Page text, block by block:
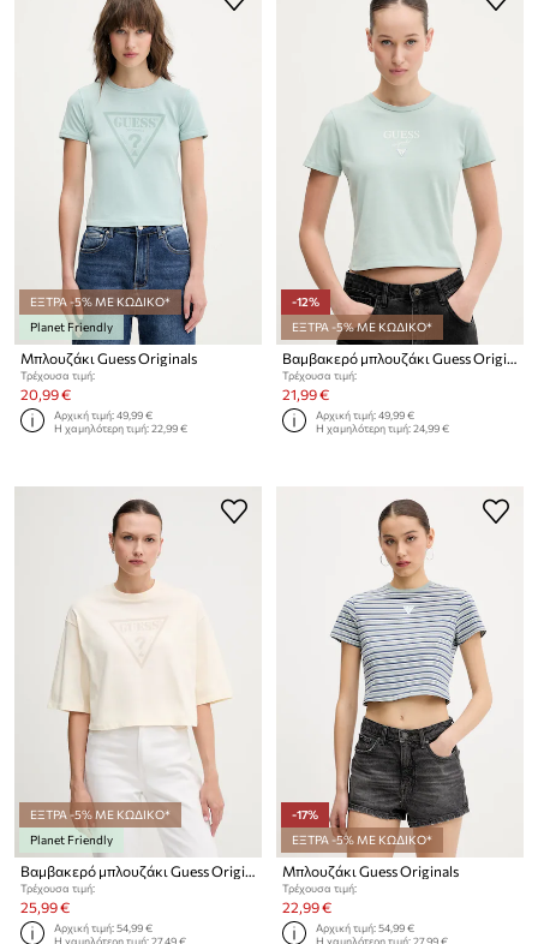
ΕΞΤΡΑ -5% ΜΕ ΚΩΔΙΚΟ*
Planet Friendly
Μπλουζάκι Guess Originals
Τρέχουσα τιμή:
20,99 €
Αρχική τιμή:49,99 €
Η χαμηλότερη τιμή:22,99 €
-12%
ΕΞΤΡΑ -5% ΜΕ ΚΩΔΙΚΟ*
Τρέχουσα τιμή:
21,99 €
Αρχική τιμή:49,99 €
Η χαμηλότερη τιμή:24,99 €
ΕΞΤΡΑ -5% ΜΕ ΚΩΔΙΚΟ*
Planet Friendly
Βαμβακερό μπλουζάκι Guess Originals
Τρέχουσα τιμή:
25,99 €
Αρχική τιμή:54,99 €
-17%
ΕΞΤΡΑ -5% ΜΕ ΚΩΔΙΚΟ*
Μπλουζάκι Guess Originals
Τρέχουσα τιμή:
22,99 €
Αρχική τιμή:54,99 €